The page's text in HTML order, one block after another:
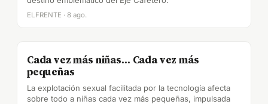
ELFRENTE · 8 ago.
Cada vez más niñas… Cada vez más
pequeñas
La explotación sexual facilitada por la tecnología afecta
sobre todo a niñas cada vez más pequeñas, impulsada